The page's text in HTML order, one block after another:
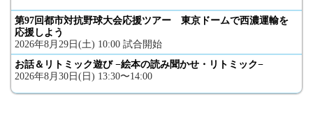
第97回都市対抗野球大会応援ツアー 東京ドームで西濃運輸を
応援しよう
2026年8月29日(土) 10:00 試合開始
お話＆リトミック遊び −絵本の読み聞かせ・リトミック−
2026年8月30日(日) 13:30〜14:00